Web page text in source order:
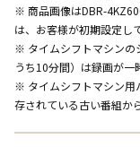
※ 商品画像はDBR-
は、お客様が初期設定し
※ タイムシフトマシンの
うち10分間）は録画が一
※ タイムシフトマシン用
存されている古い番組か